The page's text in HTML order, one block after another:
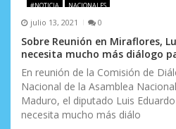
e
n
t
r
a
#NOTICIA NACIONALES
julio 13, 2021 0
Sobre Reunión en Miraflores,
necesita mucho más diálogo
En reunión de la Comisión de
Nacional de la Asamblea
Maduro, el diputado Luis
necesita mucho más diálo